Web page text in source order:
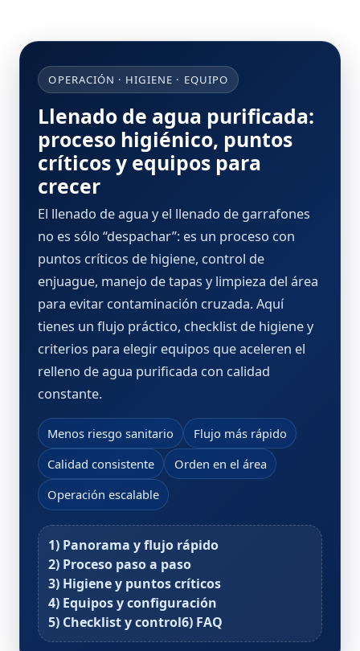
OPERACIÓN · HIGIENE · EQUIPO
Llenado de agua purificada:
proceso higiénico, puntos
críticos y equipos para
crecer
El llenado de agua y el llenado de garrafones
no es sólo “despachar”: es un proceso con
puntos críticos de higiene, control de
enjuague, manejo de tapas y limpieza del área
para evitar contaminación cruzada. Aquí
tienes un flujo práctico, checklist de higiene y
criterios para elegir equipos que aceleren el
relleno de agua purificada con calidad
constante.
Menos riesgo sanitario
Flujo más rápido
Calidad consistente
Orden en el área
Operación escalable
1) Panorama y flujo rápido
2) Proceso paso a paso
3) Higiene y puntos críticos
4) Equipos y configuración
5) Checklist y control6) FAQ